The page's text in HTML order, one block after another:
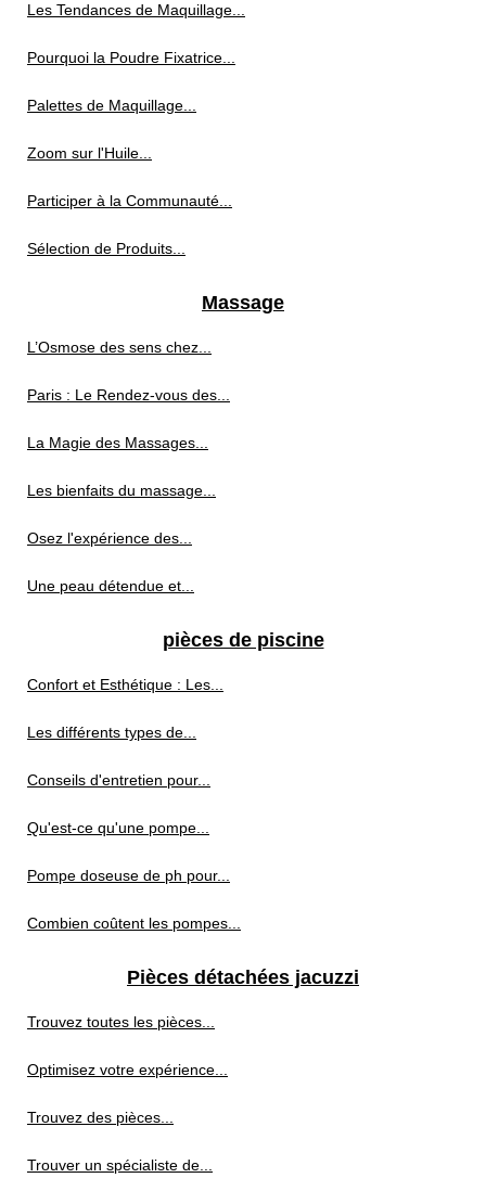
Les Tendances de Maquillage...
Pourquoi la Poudre Fixatrice...
Palettes de Maquillage...
Zoom sur l'Huile...
Participer à la Communauté...
Sélection de Produits...
Massage
L’Osmose des sens chez...
Paris : Le Rendez-vous des...
La Magie des Massages...
Les bienfaits du massage...
Osez l'expérience des...
Une peau détendue et...
pièces de piscine
Confort et Esthétique : Les...
Les différents types de...
Conseils d'entretien pour...
Qu'est-ce qu'une pompe...
Pompe doseuse de ph pour...
Combien coûtent les pompes...
Pièces détachées jacuzzi
Trouvez toutes les pièces...
Optimisez votre expérience...
Trouvez des pièces...
Trouver un spécialiste de...